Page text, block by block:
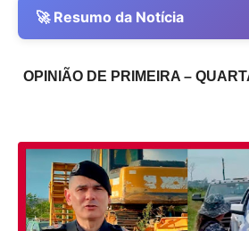
🚀 Resumo da Notícia
OPINIÃO DE PRIMEIRA –